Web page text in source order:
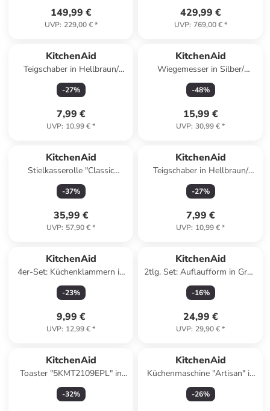
149,99 €
UVP: 229,00 €*
429,99 €
UVP: 769,00 €*
KitchenAid
Teigschaber in Hellbraun/
Schwarz - (L)35,3 cm
-27%
7,99 €
UVP: 10,99 €*
KitchenAid
Wiegemesser in Silber/
Schwarz - (L)15 cm
-48%
15,99 €
UVP: 30,99 €*
KitchenAid
Stielkasserolle "Classic
Forged" in Schwarz - Ø 20 cm
-37%
35,99 €
UVP: 57,90 €*
KitchenAid
Teigschaber in Hellbraun/
Schwarz - (L)30,6 cm
-27%
7,99 €
UVP: 10,99 €*
KitchenAid
4er-Set: Küchenklammern in
Rot/ Schwarz - (H)8,6 cm
-23%
9,99 €
UVP: 12,99 €*
KitchenAid
2tlg. Set: Auflaufform in Grün
- 900 ml
-16%
24,99 €
UVP: 29,90 €*
KitchenAid
Toaster "5KMT2109EPL" in
Creme
-32%
KitchenAid
Küchenmaschine "Artisan" in
Creme - 5,6 l
-26%